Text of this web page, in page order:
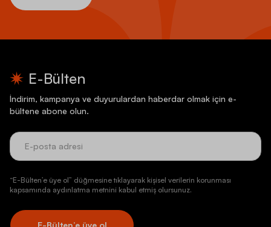
E-Bülten
İndirim, kampanya ve duyurulardan haberdar olmak için e-
bültene abone olun.
“E-Bülten’e üye ol” düğmesine tıklayarak kişisel verilerin korunması
kapsamında aydınlatma metnini kabul etmiş olursunuz.
E-Bülten’e üye ol